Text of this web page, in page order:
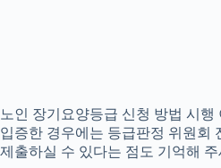
노인 장기요양등급 신청 방법 시
입증한 경우에는 등급판정 위원회
제출하실 수 있다는 점도 기억해 주